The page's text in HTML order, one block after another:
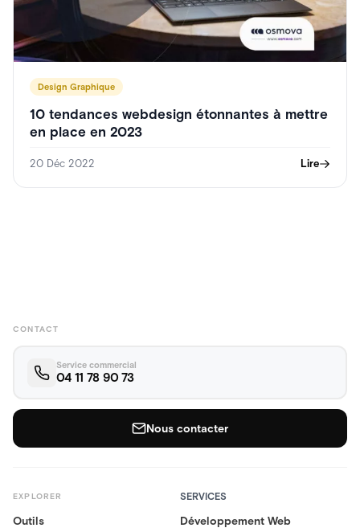
Design Graphique
10 tendances webdesign étonnantes à mettre
en place en 2023
20 Déc 2022 Lire
EXPLORER
Outils
SERVICES
Développement Web
CONTACT
Service commercial
04 11 78 90 73
Nous contacter